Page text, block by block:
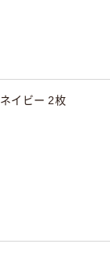
ネイビー 2枚